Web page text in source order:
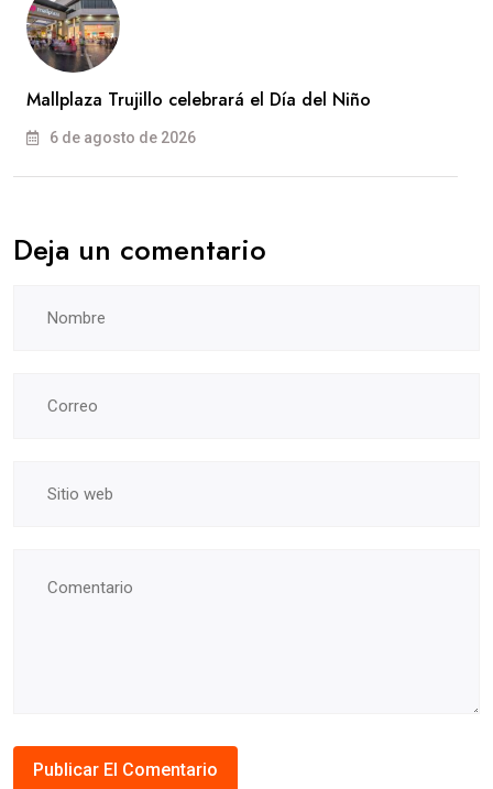
Mallplaza Trujillo celebrará el Día del Niño
6 de agosto de 2026
Deja un comentario